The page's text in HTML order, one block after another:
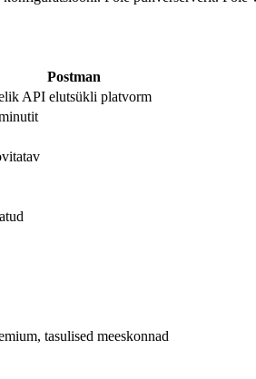
Postman
API elutsükli platvorm
tasulised meeskonnad